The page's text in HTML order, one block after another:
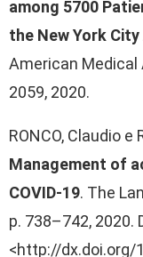
among 5700
the New York City
American Medical
2059, 2020.
RONCO, Claudio e
Management of
COVID-19. The
p. 738–742, 2020.
<http://dx.doi.org/